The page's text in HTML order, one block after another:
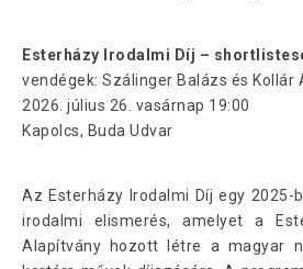
Esterházy Irodalmi Díj –
vendégek: Szálinger Balázs és Kollár
2026. július 26. vasárnap 19:00
Kapolcs, Buda Udvar
Az Esterházy Irodalmi Díj egy
irodalmi elismerés, amelyet a
Alapítvány hozott létre a magyar